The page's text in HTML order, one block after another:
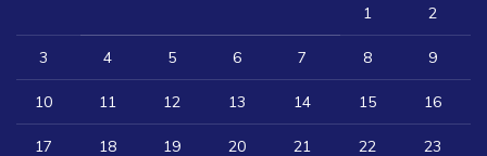
1
2
3 4 5 6 7 8 9
10 11 12 13 14 15 16
17 18 19 20 21 22 23